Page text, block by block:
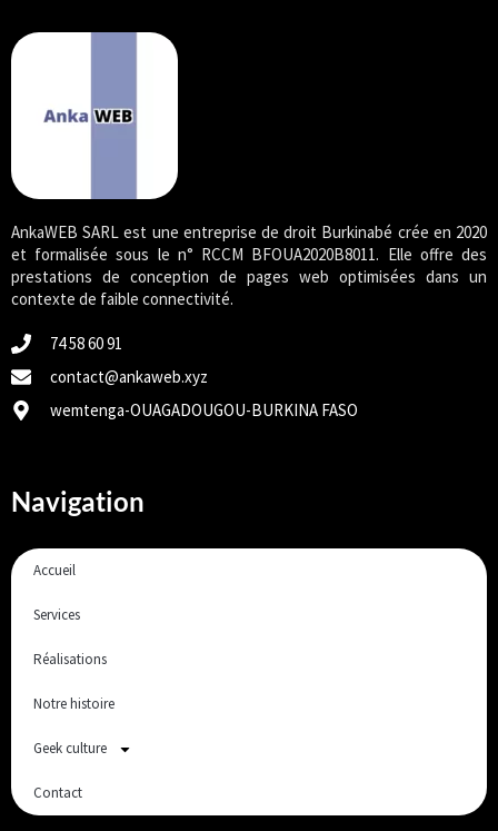
AnkaWEB SARL est une entreprise de droit Burkinabé crée en 2020
et formalisée sous le n° RCCM BFOUA2020B8011. Elle offre des
prestations de conception de pages web optimisées dans un
contexte de faible connectivité.
74 58 60 91
contact@ankaweb.xyz
wemtenga-OUAGADOUGOU-BURKINA FASO
Navigation
Accueil
Services
Réalisations
Notre histoire
Geek culture
Contact